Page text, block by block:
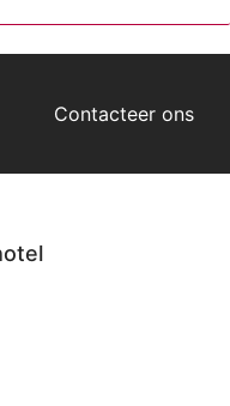
Contacteer ons